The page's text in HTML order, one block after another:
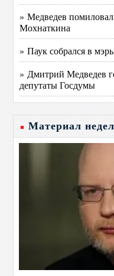
» Медведев
Мохнаткина
» Паук собрался в
» Дмитрий Медведев
депутаты Госдумы
Материал